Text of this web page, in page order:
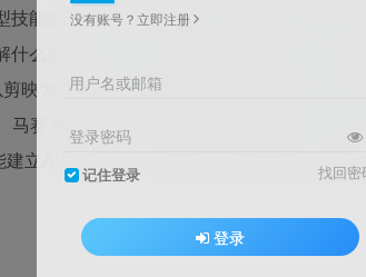
能提升体系，旨在帮助学员深度掌握AI工
么是人工智能、如何培养AI思维、
映为核心，从软件基础操作到功能精讲，再
赛克跟踪、水面倒影、书单号制作、流光
立AI思维模式，更能掌握从基础剪辑到创
没有账号？立即注册
用户名或邮箱
登录密码
记住登录 找回密
登录